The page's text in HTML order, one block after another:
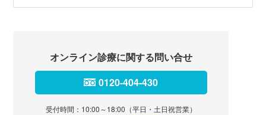
オンライン診療に関する問い合せ
0120-404-430
受付時間：10:00～18:00（平日・土日祝営業）